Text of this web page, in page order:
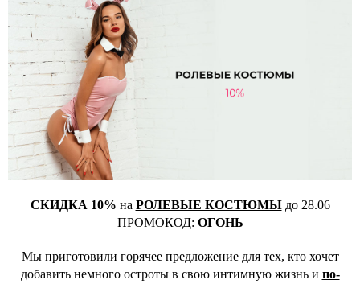
СКИДКА 10% на РОЛЕВЫЕ КОСТЮМЫдо 28.06
ПРОМОКОД: ОГОНЬ
Мы приготовили горячее предложение для тех, кто хочет
добавить немного остроты в свою интимную жизнь и по-